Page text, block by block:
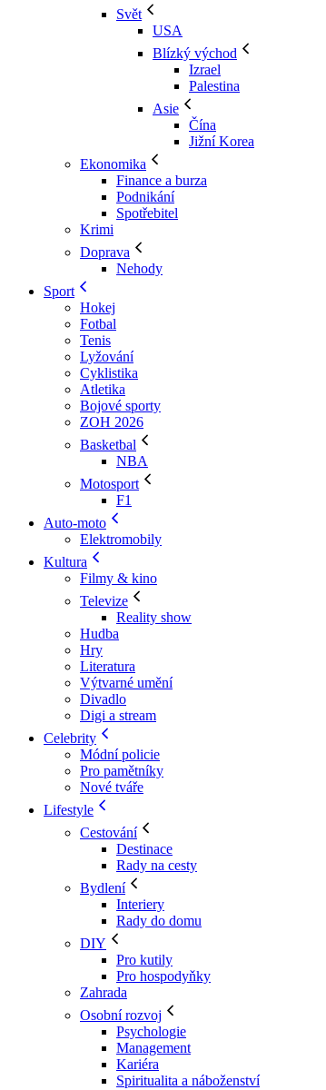
Svět
USA
Blízký východ
Izrael
Palestina
Asie
Čína
Jižní Korea
Ekonomika
Finance a burza
Podnikání
Spotřebitel
Krimi
Doprava
Nehody
Sport
Hokej
Fotbal
Tenis
Lyžování
Cyklistika
Atletika
Bojové sporty
ZOH 2026
Basketbal
NBA
Motosport
F1
Auto-moto
Elektromobily
Kultura
Filmy & kino
Televize
Reality show
Hudba
Hry
Literatura
Výtvarné umění
Divadlo
Digi a stream
Celebrity
Módní policie
Pro pamětníky
Nové tváře
Lifestyle
Cestování
Destinace
Rady na cesty
Bydlení
Interiery
Rady do domu
DIY
Pro kutily
Pro hospodyňky
Zahrada
Osobní rozvoj
Psychologie
Management
Kariéra
Spiritualita a náboženství